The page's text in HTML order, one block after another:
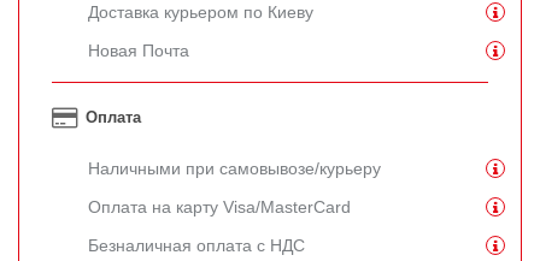
Доставка курьером по Киеву
Новая Почта
Оплата
Наличными при самовывозе/курьеру
Оплата на карту Visa/MasterCard
Безналичная оплата с НДС